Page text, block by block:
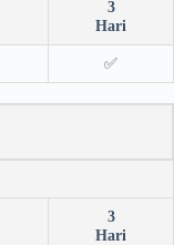
3
Hari
✅
3
Hari